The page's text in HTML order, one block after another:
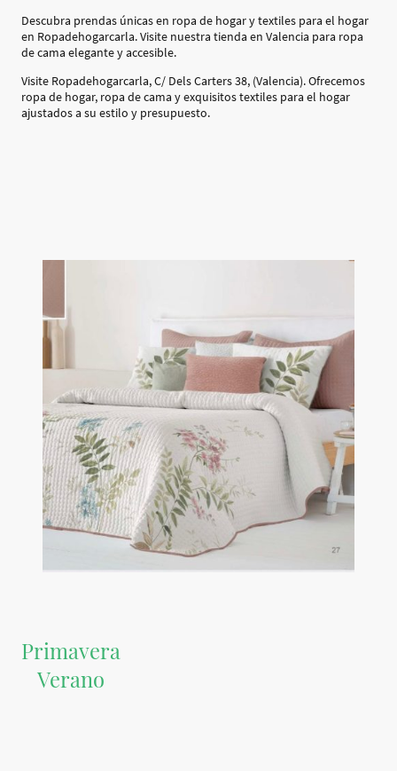
Descubra prendas únicas en ropa de hogar y textiles para el hogar
en Ropadehogarcarla. Visite nuestra tienda en Valencia para ropa
de cama elegante y accesible.
Visite Ropadehogarcarla, C/ Dels Carters 38, (Valencia). Ofrecemos
ropa de hogar, ropa de cama y exquisitos textiles para el hogar
ajustados a su estilo y presupuesto.
Primavera
Verano